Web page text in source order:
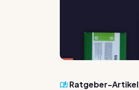
Ratgeber-Artikel